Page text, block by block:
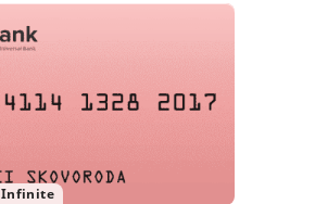
Infinite